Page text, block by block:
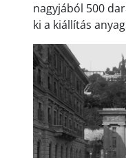
nagyjából 500
ki a kiállítás